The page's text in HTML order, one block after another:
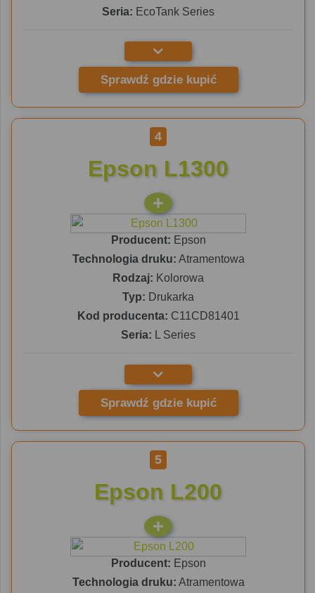
Seria: EcoTank Series
Sprawdź gdzie kupić
4
Epson L1300
Producent: Epson
Technologia druku: Atramentowa
Rodzaj: Kolorowa
Typ: Drukarka
Kod producenta: C11CD81401
Seria: L Series
Sprawdź gdzie kupić
5
Epson L200
Producent: Epson
Technologia druku: Atramentowa